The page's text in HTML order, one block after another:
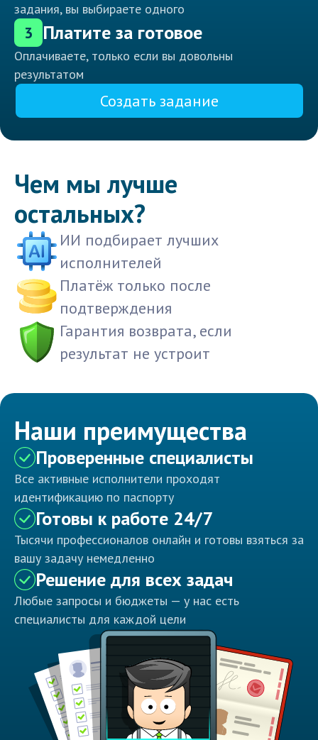
задания, вы выбираете одного
3 Платите за готовое
Оплачиваете, только если вы довольны
результатом
Создать задание
Чем мы лучше
остальных?
ИИ подбирает лучших
исполнителей
Платёж только после
подтверждения
Гарантия возврата, если
результат не устроит
Наши преимущества
Проверенные специалисты
Все активные исполнители проходят
идентификацию по паспорту
Готовы к работе 24/7
Тысячи профессионалов онлайн и готовы взяться за
вашу задачу немедленно
Решение для всех задач
Любые запросы и бюджеты — у нас есть
специалисты для каждой цели